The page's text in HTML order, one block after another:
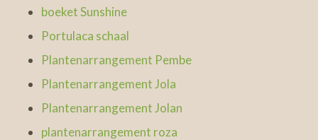
boeket Sunshine
Portulaca schaal
Plantenarrangement Pembe
Plantenarrangement Jola
Plantenarrangement Jolan
plantenarrangement roza